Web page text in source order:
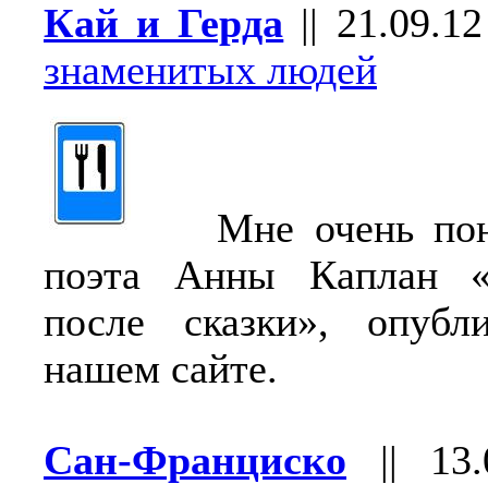
Кай и Герда || 21.09.12
знаменитых людей
Мне очень
поэта Анны Каплан
после сказки»,
нашем сайте.
Сан-Франциско ||